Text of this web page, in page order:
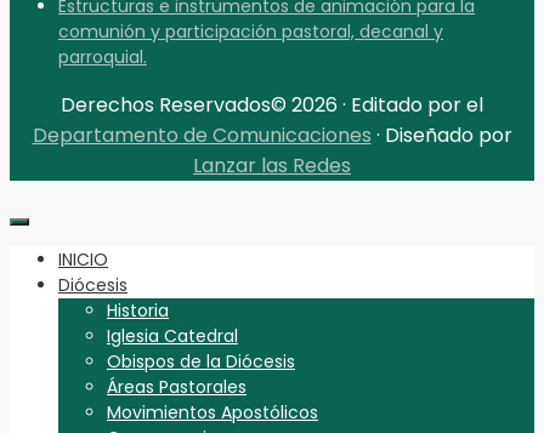
Estructuras e instrumentos de animación para la
comunión y participación pastoral, decanal y
parroquial.
Derechos Reservados© 2026 · Editado por el
Departamento de Comunicaciones · Diseñado por
Lanzar las Redes
INICIO
Diócesis
Historia
Iglesia Catedral
Obispos de la Diócesis
Áreas Pastorales
Movimientos Apostólicos